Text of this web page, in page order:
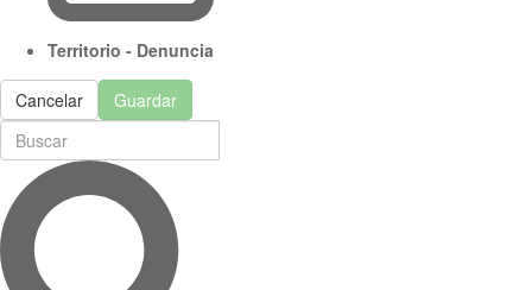
Territorio - Denuncia
Cancelar Guardar